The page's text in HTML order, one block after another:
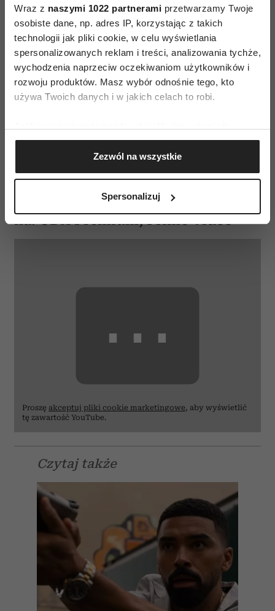
Wraz z naszymi 1022 partnerami przetwarzamy Twoje
osobiste dane, np. adres IP, korzystając z takich
technologii jak pliki cookie, w celu wyświetlania
spersonalizowanych reklam i treści, analizowania tychże,
wychodzenia naprzeciw oczekiwaniom użytkowników i
rozwoju produktów. Masz wybór odnośnie tego, kto
używa Twoich danych i w jakich celach to robi.
Gromadzić dane dotyczące Twojej lokalizacji
geograficznej z dokładnością nawet do kilku metrów
Identyfikować Twoje urządzenie, aktywnie
(fingerprinting, czyli wirtualny odcisk palca)
Wykorzystujemy pliki cookie do spersonalizowania treści
otrzymanymi od Ciebie lub uzyskanymi podczas
Zezwól na wszystkie
Spersonalizuj
(Fot. materiały prasowe)
Jeśli lubisz kino uwięzienia, obejrzysz ten film
masz lęk wysokości, istnieje spora szansa, że
przez cały film będziesz siedzieć spięta
i odruchowo zaciskać palce na podłokietniku.
Film „Nie patrz w dół” obejrzysz
na: CDA Premium, Prime Video
⋯
Proszę akceptuj pliki cookie marketingowe, aby wyświetlić
tę zawartość YouTube.
Czytaj także